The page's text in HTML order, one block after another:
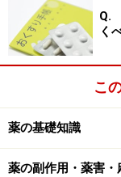
しょう。しかし
ことができる薬
とんどの薬が内
また、ご質問に
膚を通って体内
Q.
く
こ
薬の基礎知識
薬の副作用・薬害・